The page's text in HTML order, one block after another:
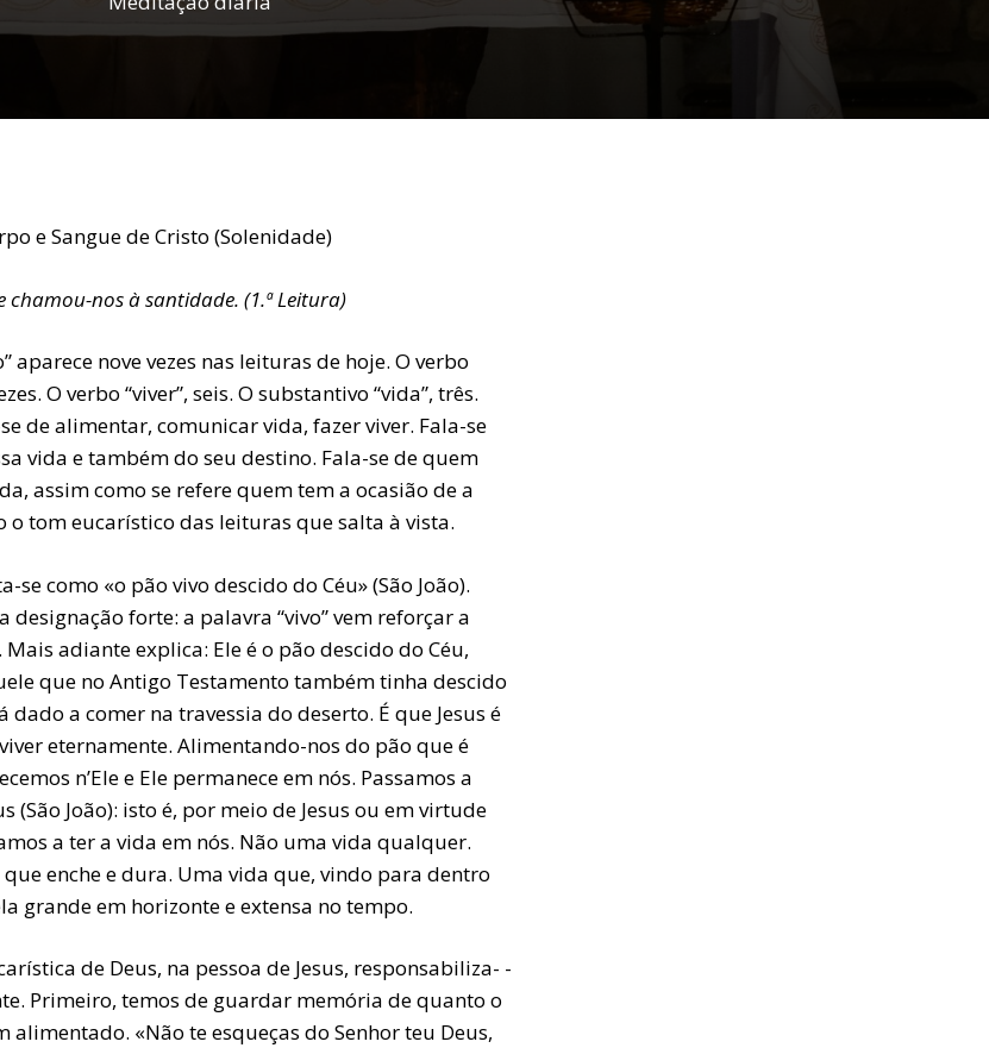
e Sangue de Cristo (Solenidade)
chamou-nos à santidade. (1.ª Leitura)
aparece nove vezes nas leituras de hoje. O verbo
O verbo “viver”, seis. O substantivo “vida”, três.
de alimentar, comunicar vida, fazer viver. Fala-se
vida e também do seu destino. Fala-se de quem
assim como se refere quem tem a ocasião de a
o tom eucarístico das leituras que salta à vista.
se como «o pão vivo descido do Céu» (São João).
designação forte: a palavra “vivo” vem reforçar a
Mais adiante explica: Ele é o pão descido do Céu,
que no Antigo Testamento também tinha descido
dado a comer na travessia do deserto. É que Jesus é
eternamente. Alimentando-nos do pão que é
n’Ele e Ele permanece em nós. Passamos a
(São João): isto é, por meio de Jesus ou em virtude
a ter a vida em nós. Não uma vida qualquer.
enche e dura. Uma vida que, vindo para dentro
grande em horizonte e extensa no tempo.
de Deus, na pessoa de Jesus, responsabiliza- -
Primeiro, temos de guardar memória de quanto o
alimentado. «Não te esqueças do Senhor teu Deus,